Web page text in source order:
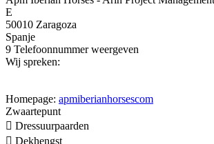
E
50010 Zaragoza
Spanje
9 Telefoonnummer weergeven
Wij spreken:
Homepage: apmiberianhorsescom
Zwaartepunt
 Dressuurpaarden
 Dekhengst